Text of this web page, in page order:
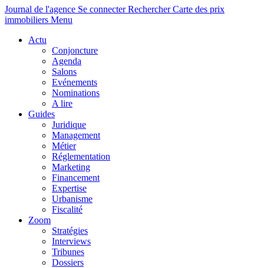
Journal de l'agence Se connecterRechercher Carte des prix
immobiliers Menu
Actu
Conjoncture
Agenda
Salons
Evénements
Nominations
A lire
Guides
Juridique
Management
Métier
Réglementation
Marketing
Financement
Expertise
Urbanisme
Fiscalité
Zoom
Stratégies
Interviews
Tribunes
Dossiers